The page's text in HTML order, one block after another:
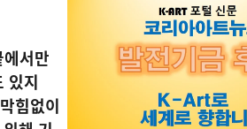
서만
있지
힘없이